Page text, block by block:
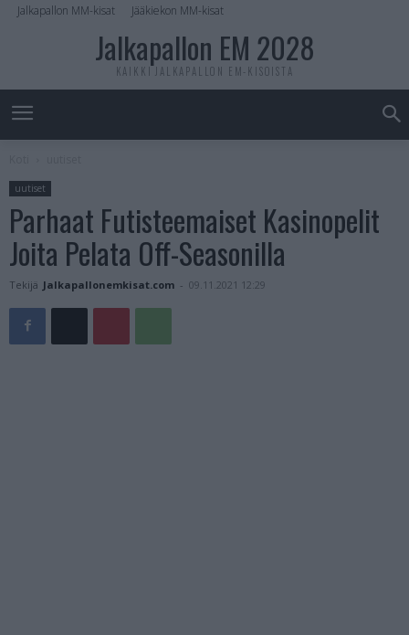
Jalkapallon MM-kisat Jääkiekon MM-kisat
Jalkapallon EM 2028
KAIKKI JALKAPALLON EM-KISOISTA
uutiset
Parhaat Futisteemaiset Kasinopelit
Joita Pelata Off-Seasonilla
Tekijä Jalkapallonemkisat.com - 09.11.2021 12:29